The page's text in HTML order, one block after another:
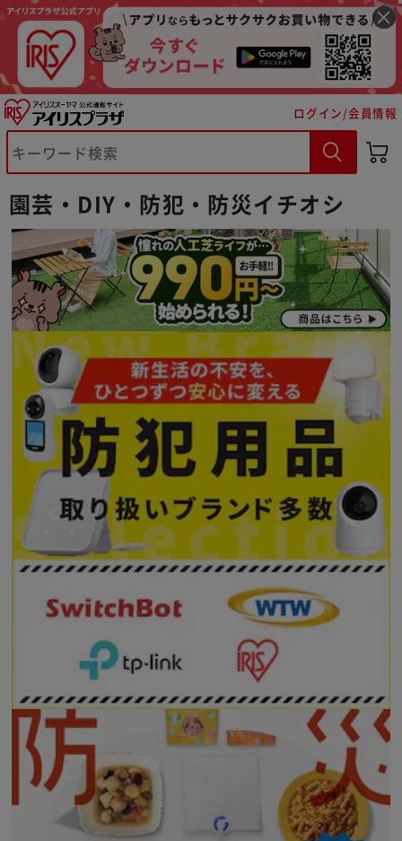
ログイン/会員情報
園芸・DIY・防犯・防災イチオシ
※ご確認ください
カートに入れる 購入手続きへ